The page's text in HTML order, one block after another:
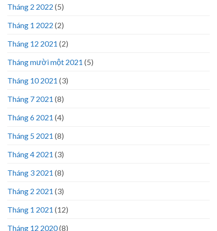
Tháng 2 2022 (5)
Tháng 1 2022 (2)
Tháng 12 2021 (2)
Tháng mười một 2021 (5)
Tháng 10 2021 (3)
Tháng 7 2021 (8)
Tháng 6 2021 (4)
Tháng 5 2021 (8)
Tháng 4 2021 (3)
Tháng 3 2021 (8)
Tháng 2 2021 (3)
Tháng 1 2021 (12)
Tháng 12 2020(8)